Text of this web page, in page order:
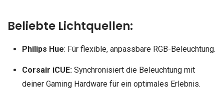
Beliebte Lichtquellen:
Philips Hue: Für flexible, anpassbare RGB-Beleuchtung.
Corsair iCUE: Synchronisiert die Beleuchtung mit
deiner Gaming Hardware für ein optimales Erlebnis.